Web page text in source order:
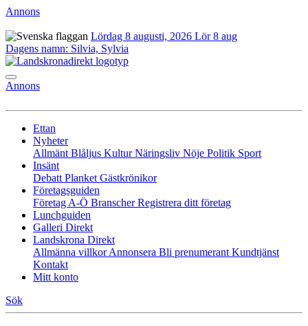
Annons
Lördag 8 augusti, 2026 Lör 8 aug
Dagens namn: Silvia, Sylvia
Annons
Ettan
Nyheter
Allmänt Blåljus KulturNäringsliv Nöje Politik Sport
Insänt
Debatt Planket Gästkrönikor
Företagsguiden
Företag A-Ö BranscherRegistrera ditt företag
Lunchguiden
Galleri Direkt
Landskrona Direkt
Allmänna villkorAnnonsera Bli prenumerant Kundtjänst
Kontakt
Mitt konto
Sök